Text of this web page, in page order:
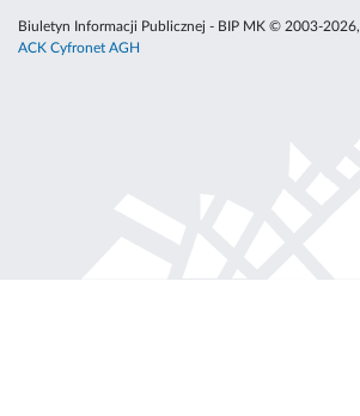
Biuletyn Informacji Publicznej - BIP MK © 2003-2026,
ACK Cyfronet AGH